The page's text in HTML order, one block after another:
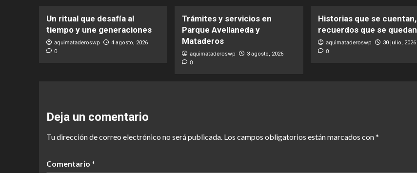
Un ritual que desafía al
tiempo y une generaciones
aquimataderoswp 4 agosto, 2026
0
Trámites y servicios en
Parque Avellaneda y
Mataderos
aquimataderoswp 3 agosto, 2026
0
Historias que se cuentan,
recuerdos que se quedan
aquimataderoswp 30 julio, 2026
0
Deja un comentario
Tu dirección de correo electrónico no será publicada. Los campos obligatorios están marcados con*
Comentario *